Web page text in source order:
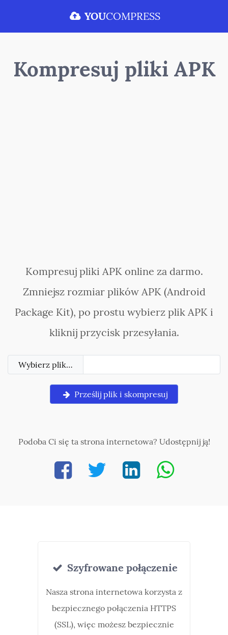
YOUCOMPRESS
Kompresuj pliki APK
Kompresuj pliki APK online za darmo.
Zmniejsz rozmiar plików APK (Android
Package Kit), po prostu wybierz plik APK i
kliknij przycisk przesyłania.
Wybierz plik…
Prześlij plik i skompresuj
Podoba Ci się ta strona internetowa? Udostępnij ją!
Szyfrowane połączenie
Nasza strona internetowa korzysta z
bezpiecznego połączenia HTTPS
(SSL), więc możesz bezpiecznie